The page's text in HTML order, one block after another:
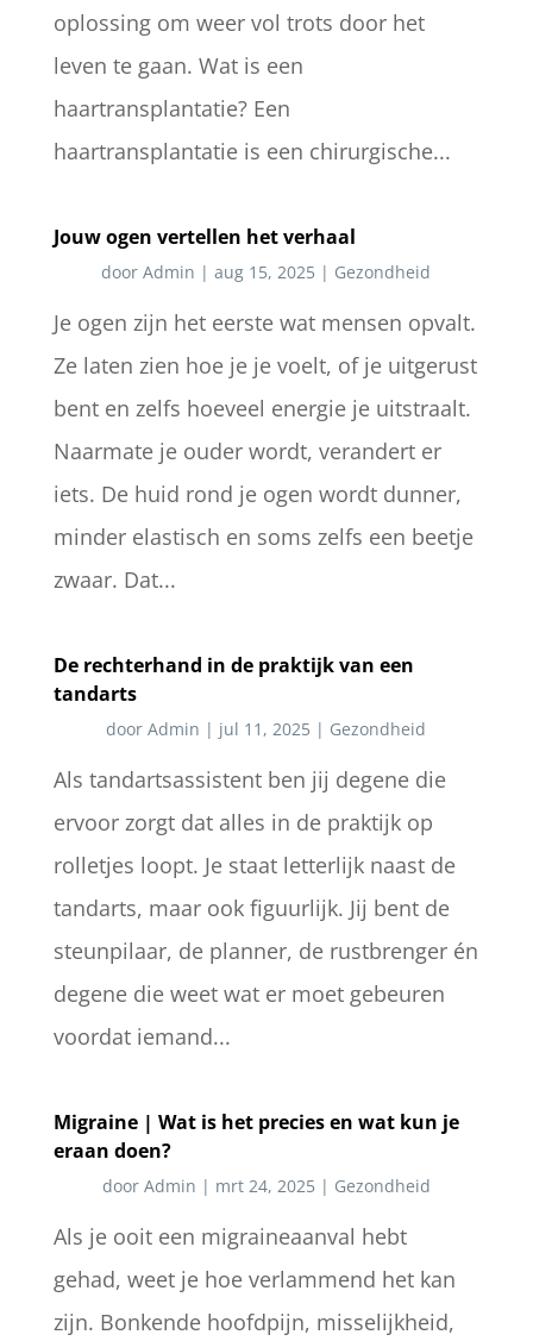
oplossing om weer vol trots door het
leven te gaan. Wat is een
haartransplantatie? Een
haartransplantatie is een chirurgische...
Jouw ogen vertellen het verhaal
doorAdmin |aug 15, 2025 | Gezondheid
Je ogen zijn het eerste wat mensen opvalt.
Ze laten zien hoe je je voelt, of je uitgerust
bent en zelfs hoeveel energie je uitstraalt.
Naarmate je ouder wordt, verandert er
iets. De huid rond je ogen wordt dunner,
minder elastisch en soms zelfs een beetje
zwaar. Dat...
De rechterhand in de praktijk van een
tandarts
doorAdmin | jul 11, 2025 | Gezondheid
Als tandartsassistent ben jij degene die
ervoor zorgt dat alles in de praktijk op
rolletjes loopt. Je staat letterlijk naast de
tandarts, maar ook figuurlijk. Jij bent de
steunpilaar, de planner, de rustbrenger én
degene die weet wat er moet gebeuren
voordat iemand...
Migraine | Wat is het precies en wat kun je
eraan doen?
door Admin | mrt 24, 2025 | Gezondheid
Als je ooit een migraineaanval hebt
gehad, weet je hoe verlammend het kan
zijn. Bonkende hoofdpijn, misselijkheid,